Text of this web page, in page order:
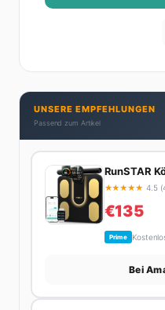
Ihre Geheimwaffe:
Brunch-Spot der
auf echter Erfahrung –
zweimal in
UNSERE EMPFEHLUNGEN
Passend zum Artikel
RunSTAR
★★★★★ 4.5
€135
Prime
Bei